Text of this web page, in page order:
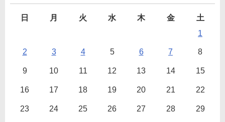
日 月 火 水 木 金
土
1
2 3 4 5 6 7 8
9 10 11 12 13 14 15
16 17 18 19 20 21 22
23 24 25 26 27 28 29